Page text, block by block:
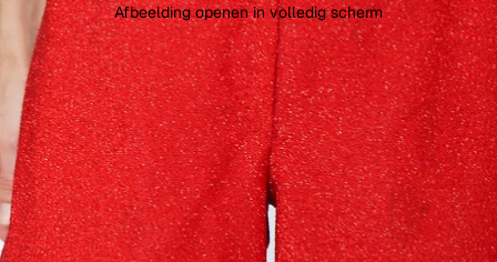
Afbeelding openen in volledig scherm